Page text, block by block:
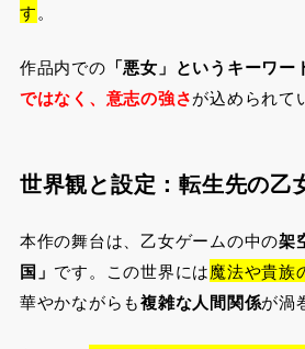
す。
作品内での 「悪女」というキーワー
ではなく、意志の強さが込められて
世界観と設定：転生先の乙
本作の舞台は、乙女ゲームの中の架
国」 です。この世界には魔法や貴族
華やかながらも複雑な人間関係が渦